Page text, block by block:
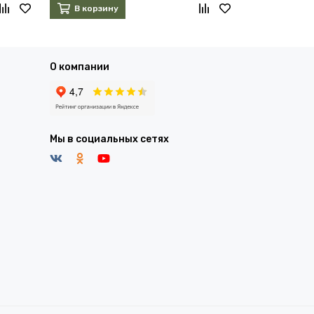
В корзину
О компании
Мы в социальных сетях